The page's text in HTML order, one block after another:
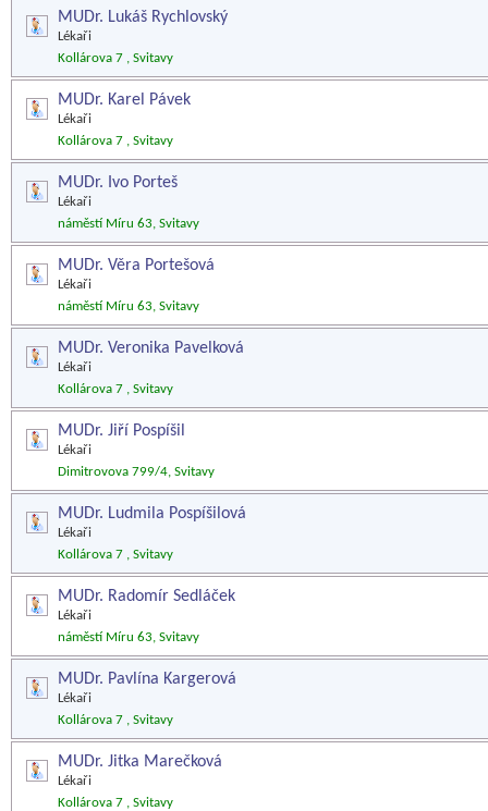
MUDr. Lukáš Rychlovský
Lékaři
Kollárova 7 , Svitavy
MUDr. Karel Pávek
Lékaři
Kollárova 7 , Svitavy
MUDr. Ivo Porteš
Lékaři
náměstí Míru 63, Svitavy
MUDr. Věra Portešová
Lékaři
náměstí Míru 63, Svitavy
MUDr. Veronika Pavelková
Lékaři
Kollárova 7 , Svitavy
MUDr. Jiří Pospíšil
Lékaři
Dimitrovova 799/4, Svitavy
MUDr. Ludmila Pospíšilová
Lékaři
Kollárova 7 , Svitavy
MUDr. Radomír Sedláček
Lékaři
náměstí Míru 63, Svitavy
MUDr. Pavlína Kargerová
Lékaři
Kollárova 7 , Svitavy
MUDr. Jitka Marečková
Lékaři
Kollárova 7 , Svitavy